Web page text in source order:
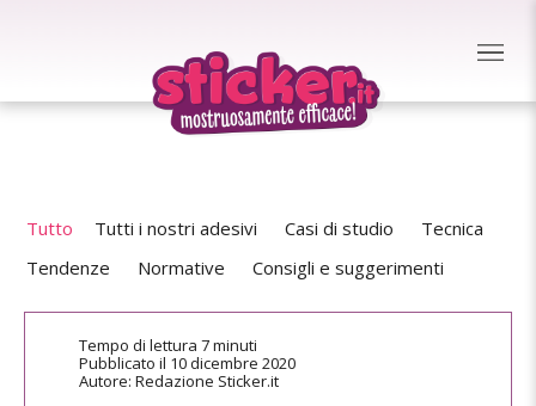
Tutto Tutti i nostri adesivi Casi di studio
Tecnica
Tendenze
Normative Consigli e suggerimenti
Tempo di lettura 7 minuti
Pubblicato il 10 dicembre 2020
Autore: Redazione Sticker.it